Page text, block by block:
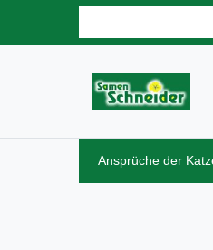
Ansprüche der